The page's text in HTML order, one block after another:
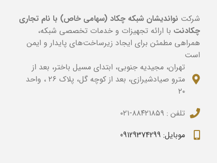
شرکت نواندیشان شبکه چکاد (سهامی خاص) با نام تجاری
چکادنت با ارائه تجهیزات و خدمات تخصصی شبکه،
همراهی مطمئن برای ایجاد زیرساخت‌های پایدار و ایمن
است
تهران، مجیدیه جنوبی، ابتدای مسیل باختر، بعد از
مترو صیادشیرازی، بعد از کوچه گل، پلاک ۲۶ ، واحد
۲۰
تلفن : ۰۲۱-۸۸۴۲۱۸۵۹
موبایل: 09129374299